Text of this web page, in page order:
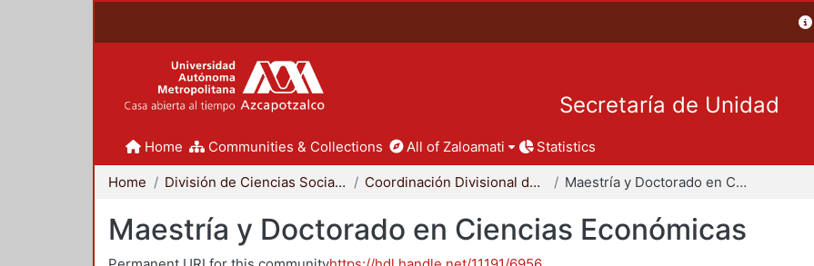
Secretaría de Unidad
Home Communities & Collections All of Zaloamati Statistics
Home División de Ciencias Sociales y Humanidades Coordinación Divisional de Posgrado Maestría y Doctorado en Ciencias Económicas
Maestría y Doctorado en Ciencias Económicas